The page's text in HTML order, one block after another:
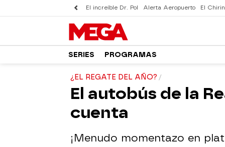
El increíble Dr. Pol Alerta Aeropuerto El
SERIES PROGRAMAS
¿EL REGATE DEL AÑO?
El autobús de la
cuenta
¡Menudo momentazo en